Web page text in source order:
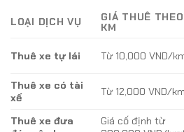
LOẠI DỊCH VỤ
GIÁ THUÊ THEO
KM
Thuê xe tự lái Từ 10,000 VND/
Thuê xe có tài
xế
Từ 12,000 VND/km
Thuê xe đưa
Giá cố định từ